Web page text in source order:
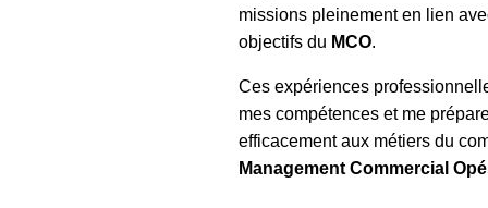
missions pleinement en lien
objectifs du MCO.
Ces expériences
mes compétences et me
efficacement aux métiers du
Management Commercial